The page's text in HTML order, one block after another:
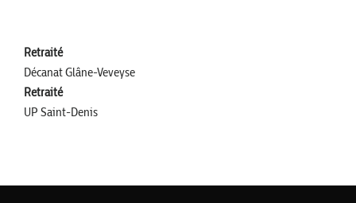
Retraité
Décanat Glâne-Veveyse
Retraité
UP Saint-Denis